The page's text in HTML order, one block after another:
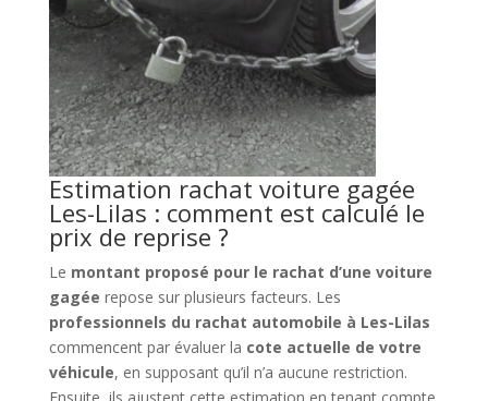
Estimation rachat voiture gagée
Les-Lilas : comment est calculé le
prix de reprise ?
Le montant proposé pour le rachat d’une voiture
gagée repose sur plusieurs facteurs. Les
professionnels du rachat automobile à Les-Lilas
commencent par évaluer la cote actuelle de votre
véhicule, en supposant qu’il n’a aucune restriction.
Ensuite, ils ajustent cette estimation en tenant compte